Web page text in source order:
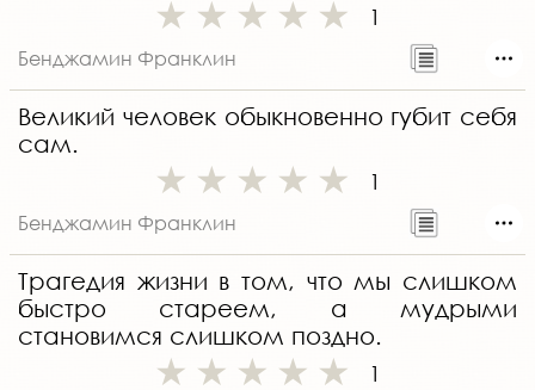
1
Бенджамин Франклин
Великий человек обыкновенно губит себя
сам.
1
Бенджамин Франклин
Трагедия жизни в том, что мы слишком
быстро стареем, а мудрыми
становимся слишком поздно.
1